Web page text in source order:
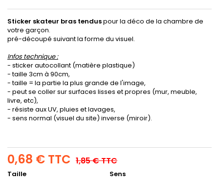
Sticker skateur bras tenduspour la déco de la chambre de
votre garçon.
pré-découpé suivant la forme du visuel.
Infos technique :
- sticker autocollant (matière plastique)
- taille 3cm à 90cm,
- taille = la partie la plus grande de l'image,
- peut se coller sur surfaces lisses et propres (mur, meuble,
livre, etc),
- résiste aux UV, pluies et lavages,
- sens normal (visuel du site) inverse (miroir).
0,68 € TTC 1,85 €TTC
Taille
Sens